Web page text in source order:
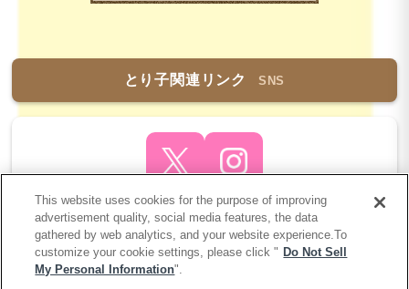
とり子関連リンク SNS
COPYRIGHT 2005-2026 とり子ブログ MEGAHOUSE
This website uses cookies for the purpose of improving
advertisement quality, social media features, the data
gathered by web analytics, and your website experience.To
customize your cookie settings, please click " Do Not Sell
My Personal Information".